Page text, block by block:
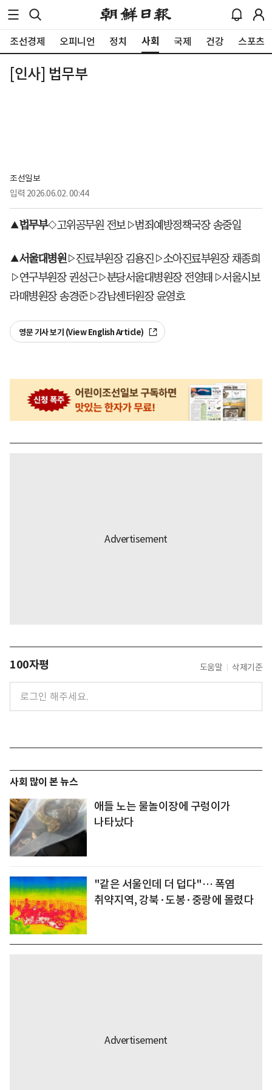
조선경제 오피니언 정치 사회 국제 건강 스포츠
[인사] 법무부
조선일보
입력 2026.06.02. 00:44
▲법무부◇고위공무원 전보▷범죄예방정책국장 송중일
▲서울대병원 ▷진료부원장 김용진▷소아진료부원장 채종희
▷연구부원장 권성근▷분당서울대병원장 전영태▷서울시보
라매병원장 송경준▷강남센터원장 윤영호
영문 기사 보기 (View English Article)
100자평 도움말 삭제기준
사회 많이 본 뉴스
애들 노는 물놀이장에 구렁이가
나타났다
"같은 서울인데 더 덥다"… 폭염
취약지역, 강북·도봉·중랑에 몰렸다